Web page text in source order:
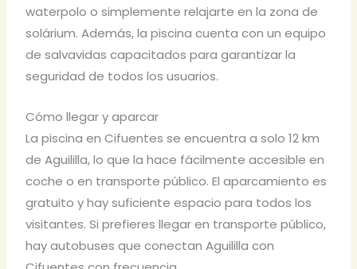
waterpolo o simplemente relajarte en la zona de
solárium. Además, la piscina cuenta con un equipo
de salvavidas capacitados para garantizar la
seguridad de todos los usuarios.
Cómo llegar y aparcar
La piscina en Cifuentes se encuentra a solo 12 km
de Aguililla, lo que la hace fácilmente accesible en
coche o en transporte público. El aparcamiento es
gratuito y hay suficiente espacio para todos los
visitantes. Si prefieres llegar en transporte público,
hay autobuses que conectan Aguililla con